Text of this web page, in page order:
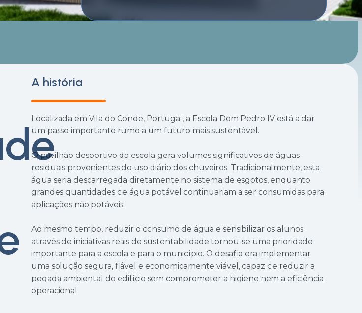
A história
Localizada em Vila do Conde, Portugal, a Escola Dom Pedro IV está a dar
um passo importante rumo a um futuro mais sustentável.
O pavilhão desportivo da escola gera volumes significativos de águas
residuais provenientes do uso diário dos chuveiros. Tradicionalmente, esta
água seria descarregada diretamente no sistema de esgotos, enquanto
grandes quantidades de água potável continuariam a ser consumidas para
aplicações não potáveis.
Ao mesmo tempo, reduzir o consumo de água e sensibilizar os alunos
através de iniciativas reais de sustentabilidade tornou-se uma prioridade
importante para a escola e para o município. O desafio era implementar
uma solução segura, fiável e economicamente viável, capaz de reduzir a
pegada ambiental do edifício sem comprometer a higiene nem a eficiência
operacional.